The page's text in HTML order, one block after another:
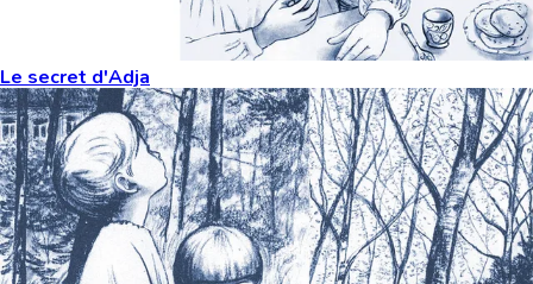
Le secret d'Adja